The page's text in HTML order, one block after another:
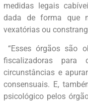
medidas legais
dada de forma que
vexatórias ou
“Esses órgãos são
fiscalizadoras
circunstâncias e
consensuais. E,
psicológico pelos